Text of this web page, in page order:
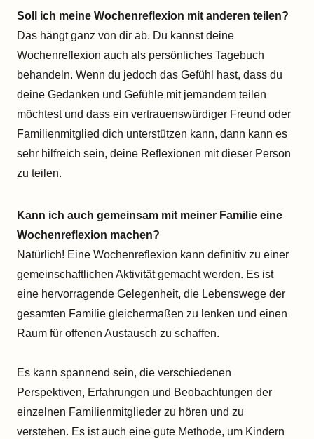
Soll ich meine Wochenreflexion mit anderen teilen?
Das hängt ganz von dir ab. Du kannst deine
Wochenreflexion auch als persönliches Tagebuch
behandeln. Wenn du jedoch das Gefühl hast, dass du
deine Gedanken und Gefühle mit jemandem teilen
möchtest und dass ein vertrauenswürdiger Freund oder
Familienmitglied dich unterstützen kann, dann kann es
sehr hilfreich sein, deine Reflexionen mit dieser Person
zu teilen.
Kann ich auch gemeinsam mit meiner Familie eine
Wochenreflexion machen?
Natürlich! Eine Wochenreflexion kann definitiv zu einer
gemeinschaftlichen Aktivität gemacht werden. Es ist
eine hervorragende Gelegenheit, die Lebenswege der
gesamten Familie gleichermaßen zu lenken und einen
Raum für offenen Austausch zu schaffen.
Es kann spannend sein, die verschiedenen
Perspektiven, Erfahrungen und Beobachtungen der
einzelnen Familienmitglieder zu hören und zu
verstehen. Es ist auch eine gute Methode, um Kindern